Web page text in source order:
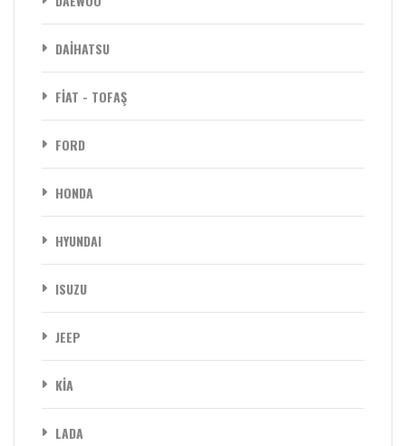
DAİHATSU
FİAT - TOFAŞ
FORD
HONDA
HYUNDAI
ISUZU
JEEP
KİA
LADA